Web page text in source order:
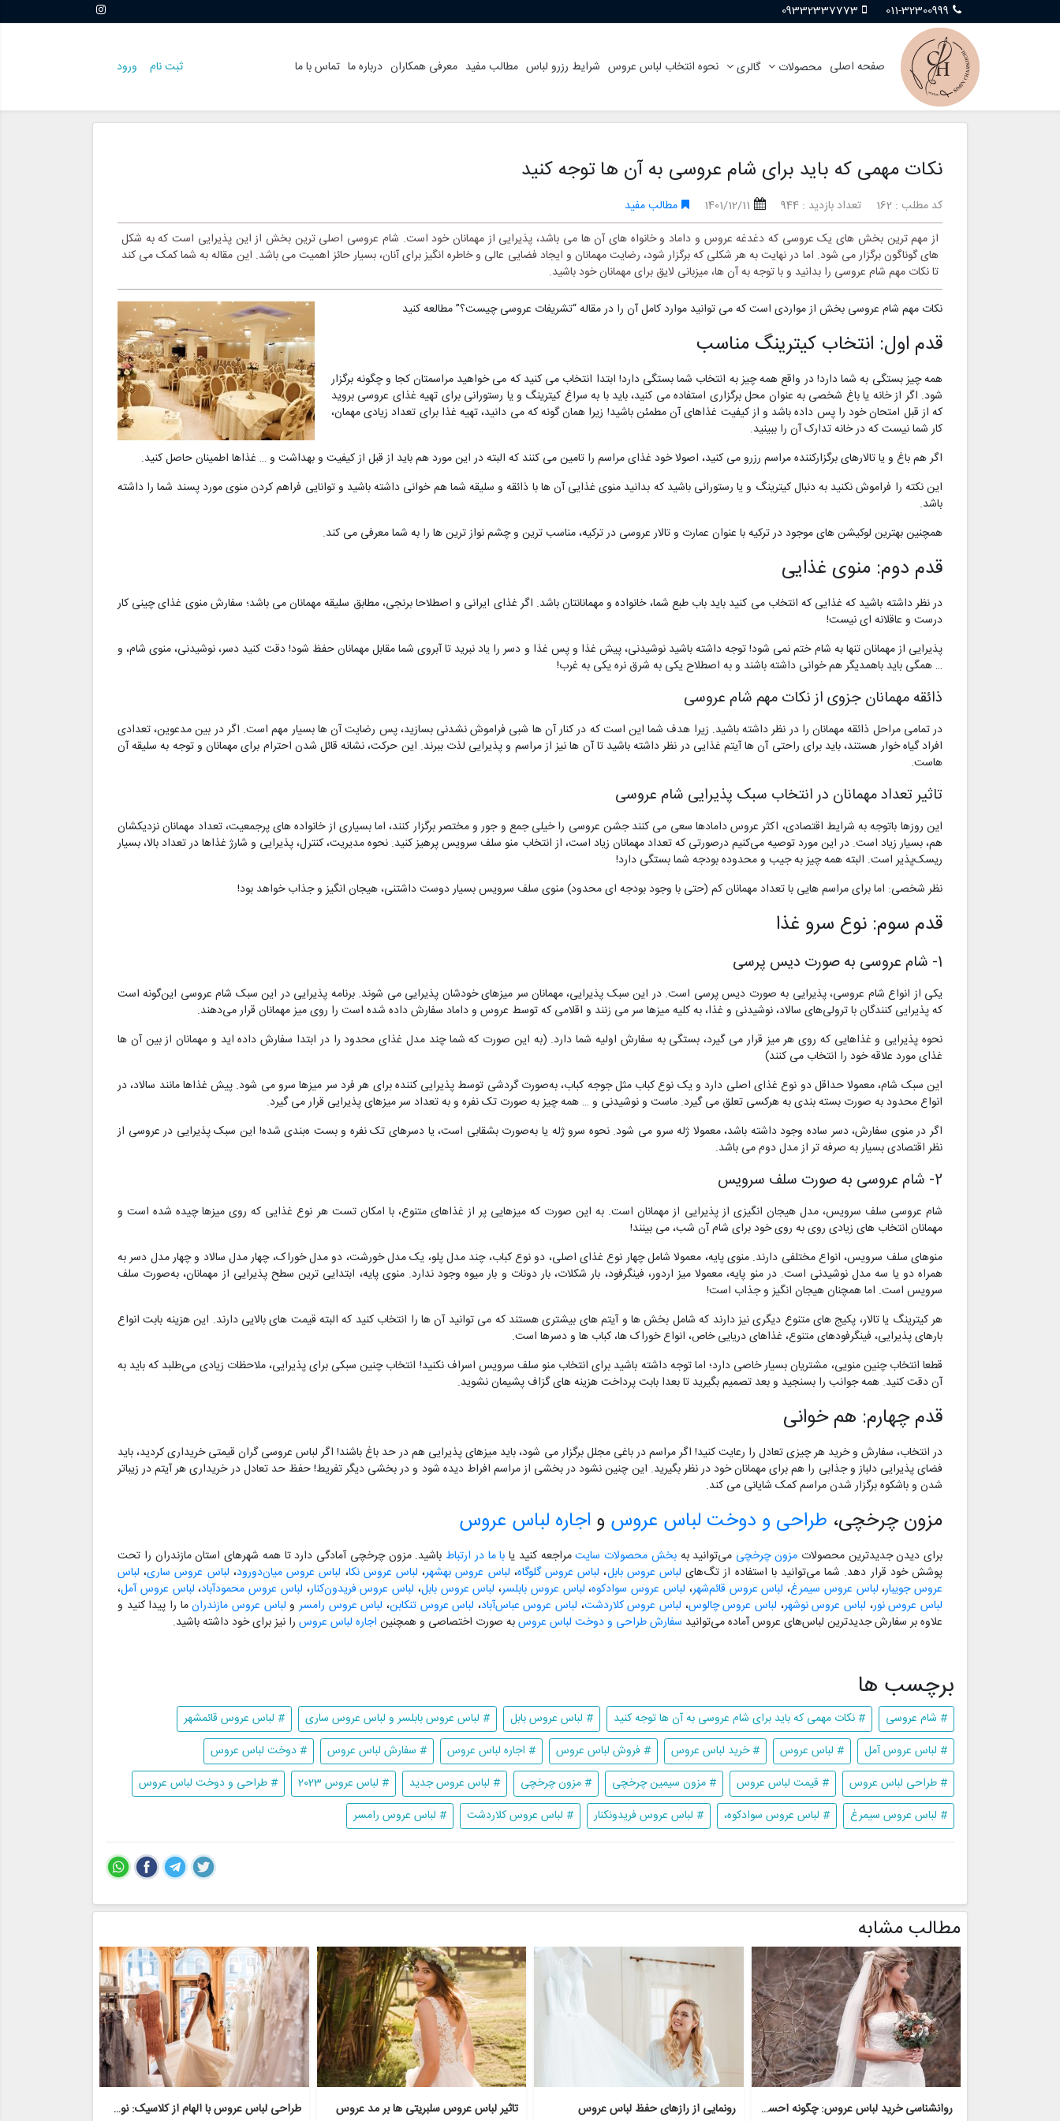
011-32300999
09332337773
ثبت نام ورود صفحه اصلی محصولات گالری نحوه انتخاب لباس عروس شرایط رزرو لباس مطالب مفید معرفی همکاران درباره ما تماس با ما
نکات مهمی که باید برای شام عروسی به آن ها توجه کنید
کد مطلب : 162 تعداد بازدید : 944 1401/12/11
مطالب مفید
از مهم ترین بخش های یک عروسی که دغدغه عروس و داماد و خانواه های آن ها می باشد، پذیرایی از مهمانان خود است. شام عروسی اصلی ترین بخش از این پذیرایی است که به شکل
های گوناگون برگزار می شود. اما در نهایت به هر شکلی که برگزار شود، رضایت مهمانان و ایجاد فضایی عالی و خاطره انگیز برای آنان، بسیار حائز اهمیت می باشد. این مقاله به شما کمک می کند
تا نکات مهم شام عروسی را بدانید و با توجه به آن ها، میزبانی لایق برای مهمانان خود باشید.
نکات مهم شام عروسی بخش از مواردی است که می توانید موارد کامل آن را در مقاله “تشریفات عروسی چیست؟” مطالعه کنید
قدم اول: انتخاب کیترینگ مناسب
همه چیز بستگی به شما دارد! در واقع همه چیز به انتخاب شما بستگی دارد! ابتدا انتخاب می کنید که می خواهید مراسمتان کجا و چگونه برگزار
شود. اگر از خانه یا باغ شخصی به عنوان محل برگزاری استفاده می کنید، باید با به سراغ کیترینگ و یا رستورانی برای تهیه غذای عروسی بروید
که از قبل امتحان خود را پس داده باشد و از کیفیت غذاهای آن مطمئن باشید! زیرا همان گونه که می دانید، تهیه غذا برای تعداد زیادی مهمان،
کار شما نیست که در خانه تدارک آن را ببینید.
اگر هم باغ و یا تالارهای برگزارکننده مراسم رزرو می کنید، اصولا خود غذای مراسم را تامین می کنند که البته در این مورد هم باید از قبل از کیفیت و بهداشت و … غذاها اطمینان حاصل کنید.
این نکته را فراموش نکنید به دنبال کیترینگ و یا رستورانی باشید که بدانید منوی غذایی آن ها با ذائقه و سلیقه شما هم خوانی داشته باشید و توانایی فراهم کردن منوی مورد پسند شما را داشته
باشد.
همچنین بهترین لوکیشن های موجود در ترکیه با عنوان عمارت و تالار عروسی در ترکیه، مناسب ترین و چشم نواز ترین ها را به شما معرفی می کند.
قدم دوم: منوی غذایی
در نظر داشته باشید که غذایی که انتخاب می کنید باید باب طبع شما، خانواده و مهمانانتان باشد. اگر غذای ایرانی و اصطلاحا برنجی، مطابق سلیقه مهمانان می باشد؛ سفارش منوی غذای چینی کار
درست و عاقلانه ای نیست!
پذیرایی از مهمانان تنها به شام ختم نمی شود! توجه داشته باشید نوشیدنی، پیش غذا و پس غذا و دسر را یاد نبرید تا آبروی شما مقابل مهمانان حفظ شود! دقت کنید دسر، نوشیدنی، منوی شام، و
… همگی باید باهمدیگر هم خوانی داشته باشند و به اصطلاح یکی به شرق نره یکی به غرب!
ذائقه مهمانان جزوی از نکات مهم شام عروسی
در تمامی مراحل ذائقه مهمانان را در نظر داشته باشید. زیرا هدف شما این است که در کنار آن ها شبی فراموش نشدنی بسازید، پس رضایت آن ها بسیار مهم است. اگر در بین مدعوین، تعدادی
افراد گیاه خوار هستند، باید برای راحتی آن ها آیتم غذایی در نظر داشته باشید تا آن ها نیز از مراسم و پذیرایی لذت ببرند. این حرکت، نشانه قائل شدن احترام برای مهمانان و توجه به سلیقه آن
هاست.
تاثیر تعداد مهمانان در انتخاب سبک پذیرایی شام عروسی
این روزها باتوجه به شرایط اقتصادی، اکثر عروس دامادها سعی می‌ کنند جشن عروسی را خیلی جمع و جور و مختصر برگزار کنند، اما بسیاری از خانواده‌ های پرجمعیت، تعداد مهمانان نزدیکشان
هم، بسیار زیاد است. در این مورد توصیه می‌کنیم درصورتی‌ که تعداد مهمانان‌ زیاد است، از انتخاب منو سلف سرویس پرهیز کنید. نحوه مدیریت، کنترل، پذیرایی و شارژ غذاها در تعداد بالا، بسیار
ریسک‌پذیر است. البته همه چیز به جیب و محدوده بودجه شما بستگی دارد!
نظر شخصی: اما برای مراسم هایی با تعداد مهمانان کم (حتی با وجود بودجه ای محدود) منوی سلف سرویس بسیار دوست داشتنی، هیجان انگیز و جذاب خواهد بود!
قدم سوم: نوع سرو غذا
1- شام عروسی به صورت دیس پرسی
یکی از انواع شام عروسی، پذیرایی به صورت دیس پرسی است. در این سبک پذیرایی، مهمانان سر میز‌های خودشان پذیرایی می‌ شوند. برنامه پذیرایی در این سبک شام عروسی این‌گونه است
که پذیرایی کنندگان با ترولی‌های سالاد، نوشیدنی و غذا، به کلیه میزها سر می‌ زنند و اقلامی که توسط عروس و داماد سفارش داده شده‌ است را روی میز مهمانان قرار می‌دهند.
نحوه پذیرایی و غذاهایی که روی هر میز قرار می‌ گیرد، بستگی به سفارش‌ اولیه شما دارد. (به این صورت که شما چند مدل غذای محدود را در ابتدا سفارش داده اید و مهمانان از بین آن ها
غذای مورد علاقه خود را انتخاب می کنند)
این سبک شام، معمولا حداقل دو نوع غذای اصلی دارد و یک نوع کباب مثل جوجه کباب، به‌صورت گردشی توسط پذیرایی‌ کننده برای هر فرد سر میزها سرو می‌ شود. پیش غذاها مانند سالاد، در
انواع محدود به صورت بسته بندی به هرکسی تعلق می گیرد. ماست و نوشیدنی و … همه چیز به صورت تک نفره و به تعداد سر میزهای پذیرایی قرار می گیرد.
اگر در منوی سفارش‌، دسر ساده وجود داشته‌ باشد، معمولا ژله سرو می‌ شود. نحوه سرو ژله یا به‌صورت بشقابی است، یا دسرهای تک نفره و بست ه‌بندی شده! این سبک پذیرایی در عروسی از
نظر اقتصادی بسیار به صرفه تر از مدل دوم می باشد.
2- شام عروسی به صورت سلف سرویس
شام عروسی سلف سرویس، مدل هیجان‌ انگیزی از پذیرایی از مهمانان است. به این صورت که میزهایی پر از غذاهای متنوع، با امکان تست هر نوع غذایی که روی میزها چیده شده‌ است و
مهمانان انتخاب های زیادی روی به روی خود برای شام آن شب، می بینند!
منوهای سلف سرویس، انواع مختلفی دارند. منوی پایه، معمولا شامل چهار نوع غذای اصلی، دو نوع کباب، چند مدل پلو، یک مدل خورشت، دو مدل خوراک، چهار مدل سالاد و چهار مدل دسر به
همراه دو یا سه مدل نوشیدنی است. در منو پایه، معمولا میز اردور، فینگرفود، بار شکلات، بار دونات و بار میوه وجود ندارد. منوی پایه، ابتدایی‌ ترین سطح پذیرایی از مهمانان، به‌صورت سلف
سرویس است. اما همچنان هیجان انگیز و جذاب است!
هر کیترینگ یا تالار، پکیج‌ های متنوع دیگری نیز دارند که شامل بخش ها و آیتم های بیشتری هستند که می توانید آن ها را انتخاب کنید که البته قیمت های بالایی دارند. این هزینه بابت انواع
بارهای پذیرایی، فینگرفودهای متنوع، غذاهای دریایی خاص، انواع خوراک‌ ها، کباب‌ ها و دسرها است.
قطعا انتخاب چنین منویی، مشتریان بسیار خاصی دارد؛ اما توجه داشته باشید برای انتخاب منو سلف سرویس اسراف نکنید! انتخاب چنین سبکی برای پذیرایی، ملاحظات زیادی می‌طلبد که باید به
آن دقت کنید. همه جوانب را بسنجید و بعد تصمیم بگیرید تا بعدا بابت پرداخت هزینه های گزاف پشیمان نشوید.
قدم چهارم: هم خوانی
در انتخاب، سفارش و خرید هر چیزی تعادل را رعایت کنید! اگر مراسم در باغی مجلل برگزار می شود، باید میزهای پذیرایی هم در حد باغ باشند! اگر لباس عروسی گران قیمتی خریداری کردید، باید
فضای پذیرایی دلباز و جذابی را هم برای مهمانان خود در نظر بگیرید. این چنین نشود در بخشی از مراسم افراط دیده شود و در بخشی دیگر تفریط! حفظ حد تعادل در خریداری هر آیتم در زیباتر
شدن و باشکوه برگزار شدن مراسم کمک شایانی می کند.
مزون چرخچی، طراحی و دوخت لباس عروس و اجاره لباس عروس
برای دیدن جدیدترین محصولات مزون چرخچی می‌توانید بهبخش محصولات سایتمراجعه کنید یا با ما در ارتباط باشید. مزون چرخچی آمادگی دارد تا همه شهرهای استان مازندران را تحت
پوشش خود قرار دهد. شما می‌توانید با استفاده از تگ‌های لباس عروس بابل، لباس عروس گلوگاه، لباس عروس بهشهر، لباس عروس نکا، لباس عروس میان‌دورود، لباس عروس ساری، لباس
عروس جویبار، لباس عروس سیمرغ، لباس عروس قائم‌شهر، لباس عروس سوادکوه، لباس عروس بابلسر، لباس عروس بابل، لباس عروس فریدون‌کنار، لباس عروس محمودآباد، لباس عروس آمل،
لباس عروس نور، لباس عروس نوشهر، لباس عروس چالوس، لباس عروس کلاردشت، لباس عروس عباس‌آباد، لباس عروس تنکابن، لباس عروس رامسرو لباس عروس مازندرانما را پیدا کنید و
علاوه بر سفارش جدیدترین لباس‌های عروس آماده می‌توانید سفارش طراحی و دوخت لباس عروسبه صورت اختصاصی و همچنین اجاره لباس عروس را نیز برای خود داشته باشید.
برچسب ها
# شام عروسی # نکات مهمی که باید برای شام عروسی به آن ها توجه کنید # لباس عروس بابل # لباس عروس بابلسر و لباس عروس ساری
# لباس عروس قائمشهر
# لباس عروس آمل
# لباس عروس # خرید لباس عروس # فروش لباس عروس # اجاره لباس عروس # سفارش لباس عروس
# دوخت لباس عروس
# طراحی لباس عروس
# قیمت لباس عروس # مزون سیمین چرخچی # مزون چرخچی # لباس عروس جدید # لباس عروس 2023
# طراحی و دوخت لباس عروس
# لباس عروس سیمرغ
# لباس عروس سوادکوه، # لباس عروس فریدونکنار # لباس عروس کلاردشت # لباس عروس رامسر
مطالب مشابه
روانشناسی خرید لباس عروس: چگونه احساسات بر تصمیم گیری تأثیر می گذارد رونمایی از رازهای حفظ لباس عروس تاثیر لباس عروس سلبریتی ها بر مد عروس طراحی لباس عروس با الهام از کلاسیک: نوستالژی با مدرنیته روبرو می شود